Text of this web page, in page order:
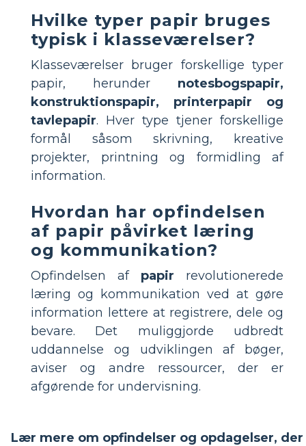
Hvilke typer papir bruges
typisk i klasseværelser?
Klasseværelser bruger forskellige typer
papir, herunder notesbogspapir,
konstruktionspapir, printerpapir og
tavlepapir. Hver type tjener forskellige
formål såsom skrivning, kreative
projekter, printning og formidling af
information.
Hvordan har opfindelsen
af papir påvirket læring
og kommunikation?
Opfindelsen af papir revolutionerede
læring og kommunikation ved at gøre
information lettere at registrere, dele og
bevare. Det muliggjorde udbredt
uddannelse og udviklingen af bøger,
aviser og andre ressourcer, der er
afgørende for undervisning.
Lær mere om opfindelser og opdagelser, der